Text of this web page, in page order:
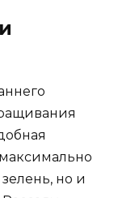
максимально
но и